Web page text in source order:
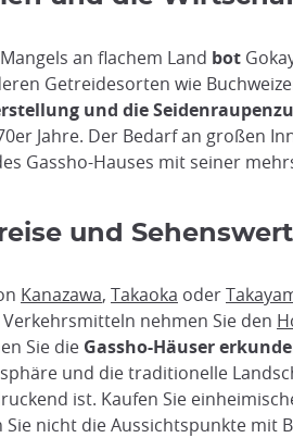
an flachem Land bot
Getreidesorten wie
und die
Jahre. Der Bedarf an großen
Gassho-Hauses mit seiner
und
Kanazawa, Takaoka oder
nehmen Sie den
Sie die Gassho-Häuser
und die traditionelle
ist. Kaufen Sie
Sie nicht die Aussichtspunkte mit